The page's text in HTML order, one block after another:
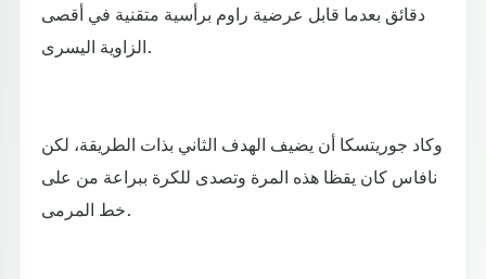
دقائق بعدما قابل عرضية راوم برأسية متقنية في أقصى
الزاوية اليسرى.
وكاد جوريتسكا أن يضيف الهدف الثاني بذات الطريقة، لكن
نافاس كان يقظا هذه المرة وتصدى للكرة ببراعة من على
خط المرمى.